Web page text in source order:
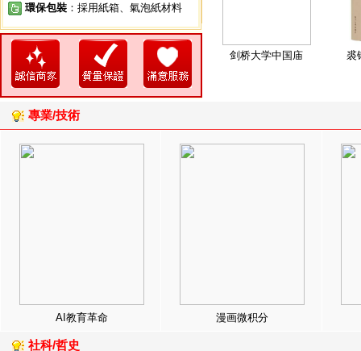
環保包裝 ：採用紙箱、氣泡紙材料
剑桥大学中国庙 裘
專業/技術
AI教育革命 漫画微积分
社科/哲史